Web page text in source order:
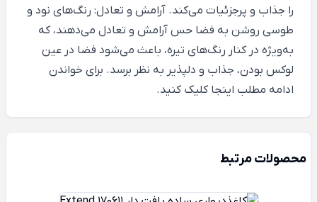
را جذاب و پرجزئیات می‌کند. آرامش و تعادل: رنگ‌های نود و
طوسی روشن به فضا حس آرامش و تعادل می‌دهند، که
به‌ویژه در کنار رنگ‌های تیره، باعث می‌شود فضا در عین
لوکس بودن، جذاب و دلپذیر به نظر برسد. برای خواندن
ادامه مطلب اینجاکلیک کنید.
محصولات مرتبط